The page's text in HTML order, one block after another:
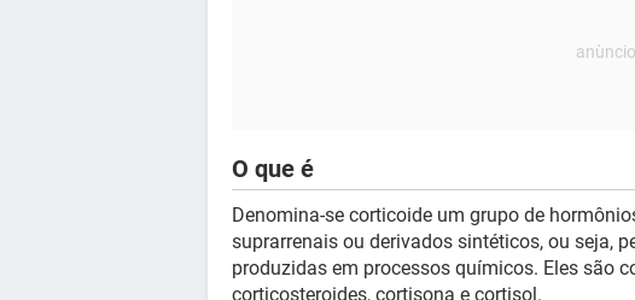
O que é
Denomina-se corticoide um grupo de
suprarrenais ou derivados sintéticos, ou seja,
produzidas em processos químicos. Eles são
corticosteroides, cortisona e cortisol.